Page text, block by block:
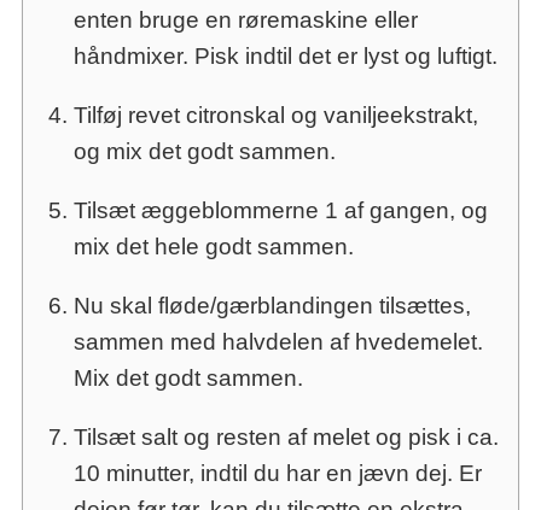
enten bruge en røremaskine eller
håndmixer. Pisk indtil det er lyst og luftigt.
Tilføj revet citronskal og vaniljeekstrakt,
og mix det godt sammen.
Tilsæt æggeblommerne 1 af gangen, og
mix det hele godt sammen.
Nu skal fløde/gærblandingen tilsættes,
sammen med halvdelen af hvedemelet.
Mix det godt sammen.
Tilsæt salt og resten af melet og pisk i ca.
10 minutter, indtil du har en jævn dej. Er